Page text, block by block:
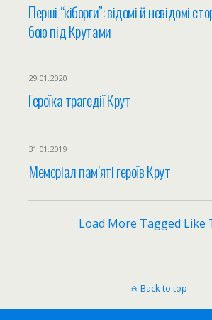
Перші “кіборги”: відомі й невідомі
бою під Крутами
29.01.2020
Героїка трагедії Крут
31.01.2019
Меморіал пам’яті героїв Крут
Load More Tagged Like
Back to top